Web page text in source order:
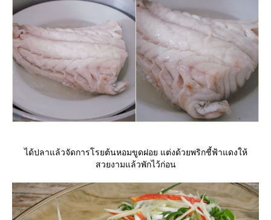
ได้ปลาแล้วจัดการโรยต้นหอมขูดฝอย แต่งด้วยพริกชี้ฟ้าแดงให้
สวยงามแล้วพักไว้ก่อน